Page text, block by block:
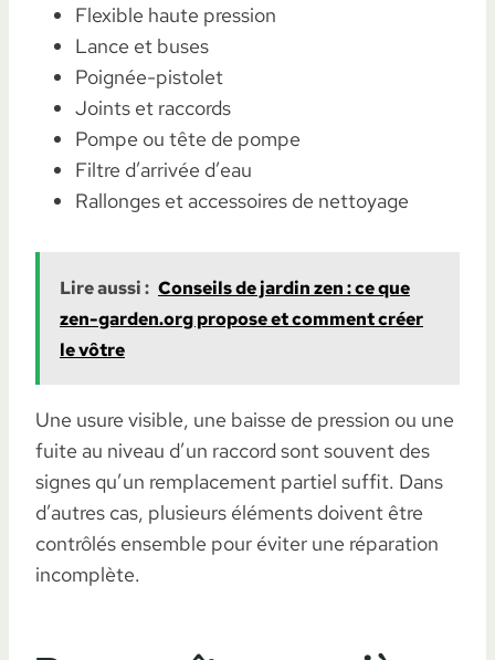
Flexible haute pression
Lance et buses
Poignée-pistolet
Joints et raccords
Pompe ou tête de pompe
Filtre d’arrivée d’eau
Rallonges et accessoires de nettoyage
Lire aussi : Conseils de jardin zen : ce que
zen-garden.org propose et comment créer
le vôtre
Une usure visible, une baisse de pression ou une
fuite au niveau d’un raccord sont souvent des
signes qu’un remplacement partiel suffit. Dans
d’autres cas, plusieurs éléments doivent être
contrôlés ensemble pour éviter une réparation
incomplète.